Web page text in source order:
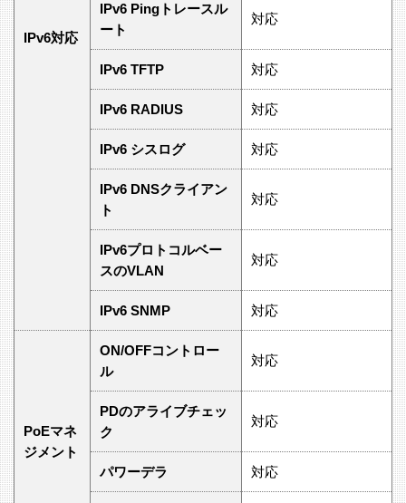
IPv6対応
IPv6 Pingトレースル
ート
対応
IPv6 TFTP 対応
IPv6 RADIUS 対応
IPv6 シスログ 対応
IPv6 DNSクライアン
ト
対応
IPv6プロトコルベー
スのVLAN
対応
IPv6 SNMP 対応
PoEマネ
ジメント
ON/OFFコントロー
ル
対応
PDのアライブチェッ
ク
対応
パワーデラ 対応